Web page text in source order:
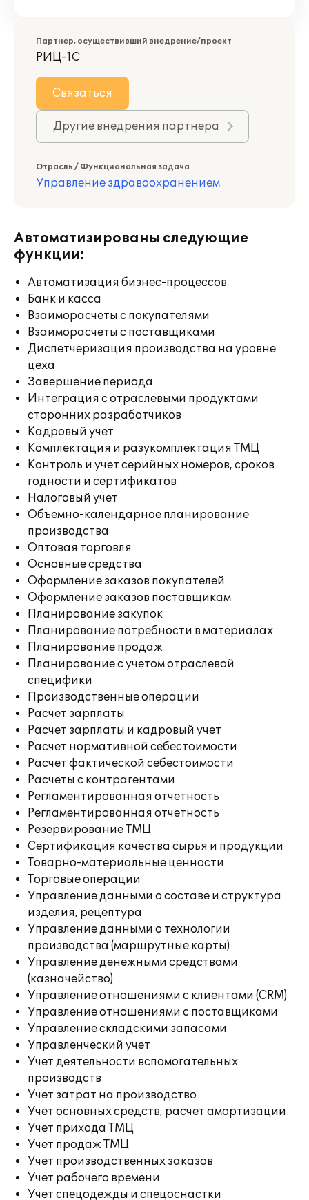
Партнер, осуществивший внедрение/проект
РИЦ-1С
Связаться
Другие внедрения партнера
Отрасль / Функциональная задача
Управление здравоохранением
Автоматизированы следующие
функции:
Автоматизация бизнес-процессов
Банк и касса
Взаиморасчеты с покупателями
Взаиморасчеты с поставщиками
Диспетчеризация производства на уровне
цеха
Завершение периода
Интеграция с отраслевыми продуктами
сторонних разработчиков
Кадровый учет
Комплектация и разукомплектация ТМЦ
Контроль и учет серийных номеров, сроков
годности и сертификатов
Налоговый учет
Объемно-календарное планирование
производства
Оптовая торговля
Основные средства
Оформление заказов покупателей
Оформление заказов поставщикам
Планирование закупок
Планирование потребности в материалах
Планирование продаж
Планирование с учетом отраслевой
специфики
Производственные операции
Расчет зарплаты
Расчет зарплаты и кадровый учет
Расчет нормативной себестоимости
Расчет фактической себестоимости
Расчеты с контрагентами
Регламентированная отчетность
Регламентированная отчетность
Резервирование ТМЦ
Сертификация качества сырья и продукции
Товарно-материальные ценности
Торговые операции
Управление данными о составе и структура
изделия, рецептура
Управление данными о технологии
производства (маршрутные карты)
Управление денежными средствами
(казначейство)
Управление отношениями с клиентами (CRM)
Управление отношениями с поставщиками
Управление складскими запасами
Управленческий учет
Учет деятельности вспомогательных
производств
Учет затрат на производство
Учет основных средств, расчет амортизации
Учет прихода ТМЦ
Учет продаж ТМЦ
Учет производственных заказов
Учет рабочего времени
Учет спецодежды и спецоснастки